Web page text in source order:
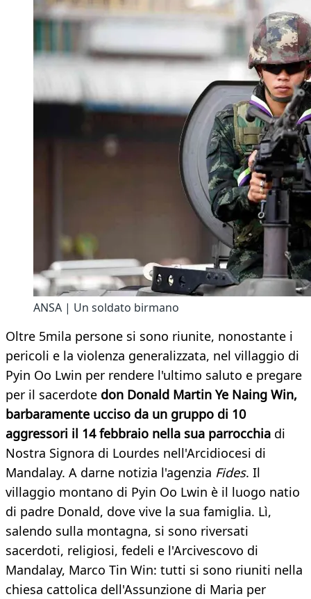
ANSA | Un soldato birmano
Oltre 5mila persone si sono riunite, nonostante i
pericoli e la violenza generalizzata, nel villaggio di
Pyin Oo Lwin per rendere l'ultimo saluto e pregare
per il sacerdote don Donald Martin Ye Naing Win,
barbaramente ucciso da un gruppo di 10
aggressori il 14 febbraio nella sua parrocchia di
Nostra Signora di Lourdes nell'Arcidiocesi di
Mandalay. A darne notizia l'agenzia Fides. Il
villaggio montano di Pyin Oo Lwin è il luogo natio
di padre Donald, dove vive la sua famiglia. Lì,
salendo sulla montagna, si sono riversati
sacerdoti, religiosi, fedeli e l'Arcivescovo di
Mandalay, Marco Tin Win: tutti si sono riuniti nella
chiesa cattolica dell'Assunzione di Maria per